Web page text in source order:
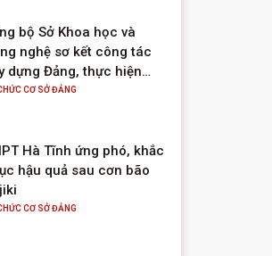
bộ Sở Khoa học và
nghệ sơ kết công tác
dựng Đảng, thực hiện
vụ chính trị 6 tháng
CƠ SỞ ĐẢNG
Hà Tĩnh ứng phó, khắc
hậu quả sau cơn bão
CƠ SỞ ĐẢNG